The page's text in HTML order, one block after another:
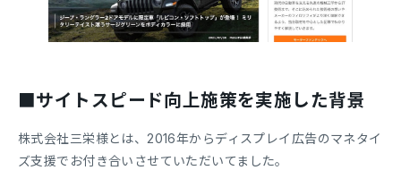
■サイトスピード向上施策を実施した背景
株式会社三栄様とは、2016年からディスプレイ広告のマネタイ
ズ支援でお付き合いさせていただいてました。